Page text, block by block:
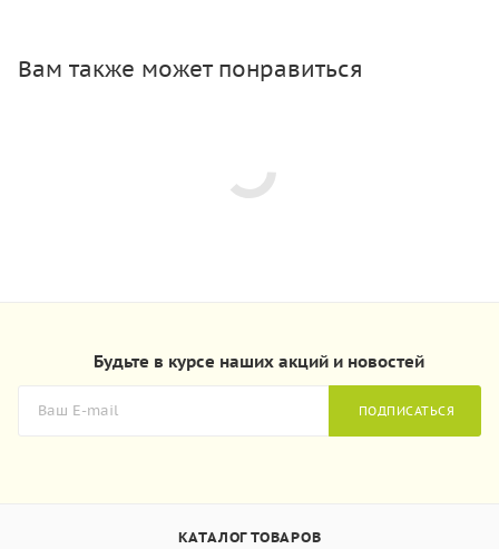
Вам также может понравиться
Будьте в курсе наших акций и новостей
ПОДПИСАТЬСЯ
КАТАЛОГ ТОВАРОВ